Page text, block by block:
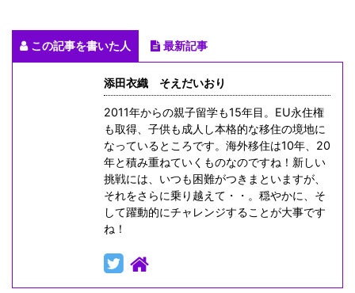
この記事を書いた人 最新記事
添田衣織 そえだいおり
2011年からの親子留学も15年目。EU永住権
も取得、子供も成人し本格的な移住の境地に
なっているところです。海外移住は10年、20
年と積み重ねていくものなのですね！新しい
挑戦には、いつも困難がつきまといますが、
それをさらに乗り越えて・・。穏やかに、そ
して躍動的にチャレンジすることが大事です
ね！